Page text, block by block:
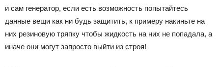
и сам генератор, если есть возможность попытайтесь
данные вещи как ни будь защитить, к примеру накиньте на
них резиновую тряпку чтобы жидкость на них не попадала, а
иначе они могут запросто выйти из строя!